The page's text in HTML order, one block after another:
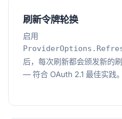
刷新令牌轮换
启用
后，每次刷新都会颁发新的
— 符合 OAuth 2.1 最佳实践。